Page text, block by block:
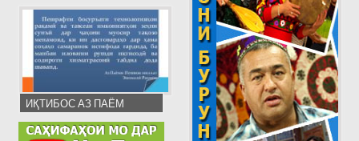
ИҚТИБОС АЗ ПАЁМ